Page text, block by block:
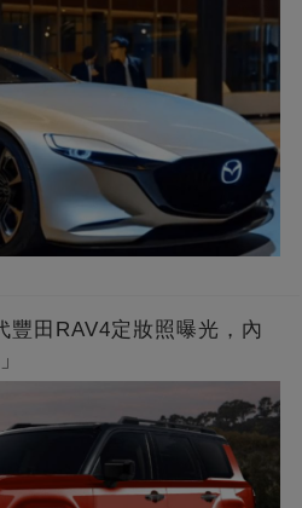
豐田RAV4定妝照曝光，內